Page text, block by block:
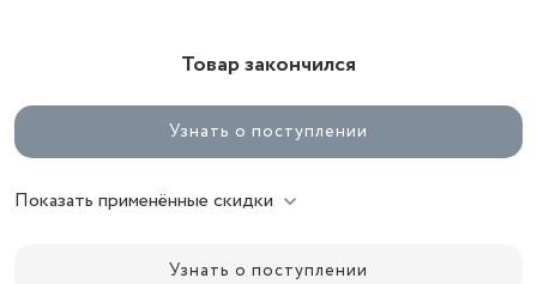
Товар закончился
Узнать о поступлении
Показать применённые скидки
Узнать о поступлении